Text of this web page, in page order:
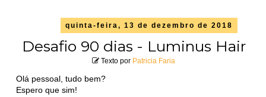
quinta-feira, 13 de dezembro de 2018
Desafio 90 dias - Luminus Hair
Texto por Patricia Faria
Olá pessoal, tudo bem?
Espero que sim!